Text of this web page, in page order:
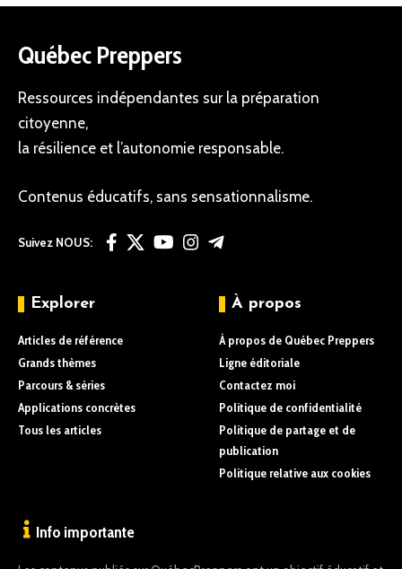
Québec Preppers
Ressources indépendantes sur la préparation
citoyenne,
la résilience et l’autonomie responsable.
Contenus éducatifs, sans sensationnalisme.
Suivez NOUS:
Explorer
Articles de référence
Grands thèmes
Parcours & séries
Applications concrètes
Tous les articles
À propos
À propos de Québec Preppers
Ligne éditoriale
Contactez moi
Politique de confidentialité
Politique de partage et de
publication
Politique relative aux cookies
Info importante